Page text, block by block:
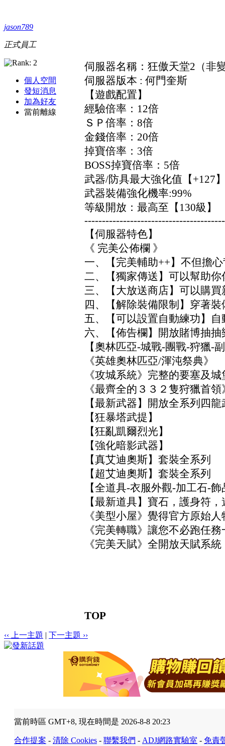
jason789
正式員工
個人空間
發短消息
加為好友
當前離線
伺服器名稱：狂傲天堂2（非
伺服器版本 : 何門奎斯
【遊戲配置】
經驗倍率：12倍
ＳＰ倍率：8倍
金錢倍率：20倍
掉寶倍率：3倍
BOSS掉寶倍率：5倍
武器/防具最大強化值【+127
武器裝備強化機率:99%
等級開放：最高至【130級】
【伺服器特色】
《 完美公佈欄 》
一、【完美輔助++】不但擔
二、【獨家傳送】可以幫助
三、【大放送商店】可以購
四、【解除裝備限制】穿著
五、【可以設置自動練功】
六、【佈告欄】開放賭博抽
【奧林匹亞-城戰-團戰-狩獵-
《英雄奧林匹亞/渾沌祭典》
《攻城系統》完整的要塞及
《最齊全的３３２隻狩獵首
【最新武器】開放全系列四
【狂暴塔武提】
【狂亂凱爾烈光】
【強化暗影武器】
【真艾迪奧斯】套裝全系列
【超艾迪奧斯】套裝全系列
【全道具-衣服外觀-加工石-
【最新道具】寶石，護身符
《美型小屋》覺得官方原始
《完美轉職》讓您不必跑任
《完美天賦》全開放天賦系
TOP
‹‹ 上一主題 | 下一主題 ››
當前時區 GMT+8, 現在時間是 2026-8-8 20:23
合作提案 - 清除 Cookies - 聯繫我們 - ADJ網路實驗室 - 免責